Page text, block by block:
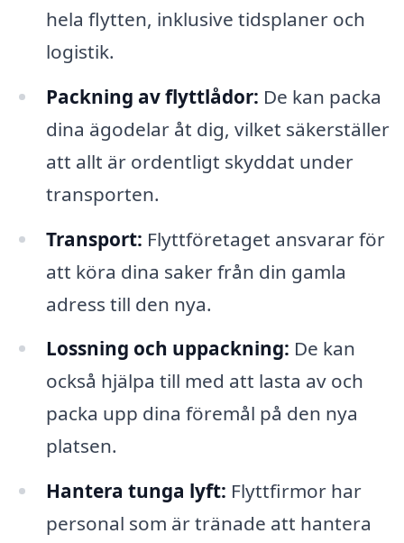
hela flytten, inklusive tidsplaner och
logistik.
Packning av flyttlådor: De kan packa
dina ägodelar åt dig, vilket säkerställer
att allt är ordentligt skyddat under
transporten.
Transport: Flyttföretaget ansvarar för
att köra dina saker från din gamla
adress till den nya.
Lossning och uppackning: De kan
också hjälpa till med att lasta av och
packa upp dina föremål på den nya
platsen.
Hantera tunga lyft: Flyttfirmor har
personal som är tränade att hantera